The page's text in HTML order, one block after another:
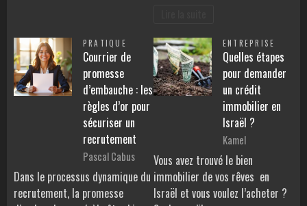
PRATIQUE
Courrier de
promesse
d’embauche : les
règles d’or pour
sécuriser un
recrutement
Pascal Cabus
Dans le processus dynamique du
recrutement, la promesse
ENTREPRISE
Quelles étapes
pour demander
un crédit
immobilier en
Israël ?
Kamel
Vous avez trouvé le bien
immobilier de vos rêves en
Israël et vous voulez l’acheter ?